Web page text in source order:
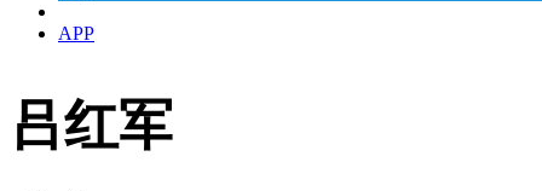
APP
吕红军